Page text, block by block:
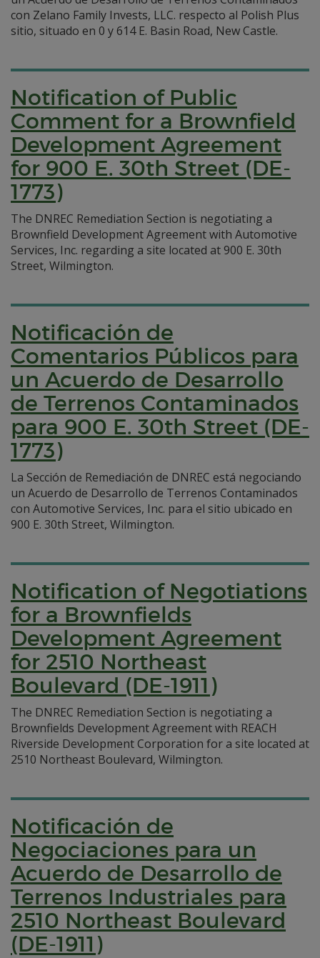
con Zelano Family Invests, LLC. respecto al Polish Plus
sitio, situado en 0 y 614 E. Basin Road, New Castle.
Notification of Public
Comment for a Brownfield
Development Agreement
for 900 E. 30th Street (DE-
1773)
The DNREC Remediation Section is negotiating a
Brownfield Development Agreement with Automotive
Services, Inc. regarding a site located at 900 E. 30th
Street, Wilmington.
Notificación de
Comentarios Públicos para
un Acuerdo de Desarrollo
de Terrenos Contaminados
para 900 E. 30th Street (DE-
1773)
La Sección de Remediación de DNREC está negociando
un Acuerdo de Desarrollo de Terrenos Contaminados
con Automotive Services, Inc. para el sitio ubicado en
900 E. 30th Street, Wilmington.
Notification of Negotiations
for a Brownfields
Development Agreement
for 2510 Northeast
Boulevard (DE-1911)
The DNREC Remediation Section is negotiating a
Brownfields Development Agreement with REACH
Riverside Development Corporation for a site located at
2510 Northeast Boulevard, Wilmington.
Notificación de
Negociaciones para un
Acuerdo de Desarrollo de
Terrenos Industriales para
2510 Northeast Boulevard
(DE-1911)